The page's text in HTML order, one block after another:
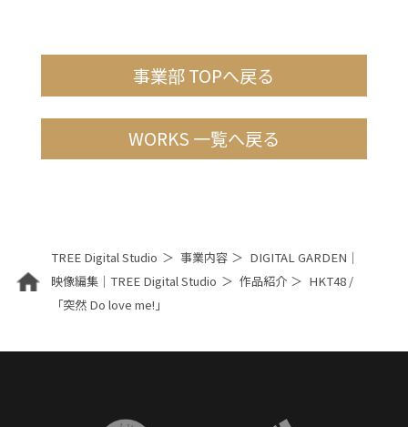
事業部 TOPへ戻る
WORKS 一覧へ戻る
TREE Digital Studio 事業内容
DIGITAL GARDEN｜
映像編集｜TREE Digital Studio
作品紹介
HKT48 /
「突然 Do love me!」